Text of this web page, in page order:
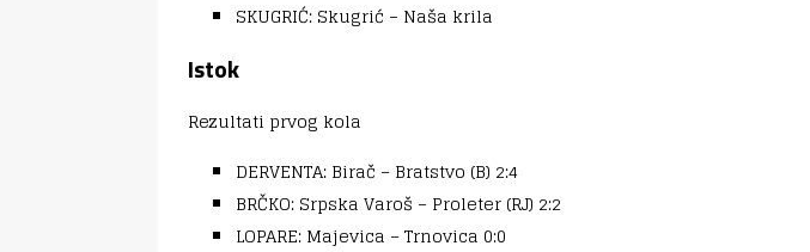
SKUGRIĆ: Skugrić – Naša krila
Istok
Rezultati prvog kola
DERVENTA: Birač – Bratstvo (B) 2:4
BRČKO: Srpska Varoš – Proleter (RJ) 2:2
LOPARE: Majevica – Trnovica 0:0